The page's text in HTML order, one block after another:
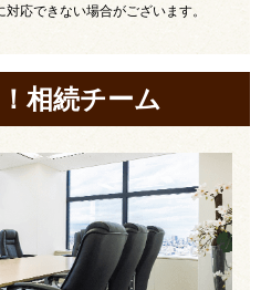
応できない場合がございます。
相続チーム